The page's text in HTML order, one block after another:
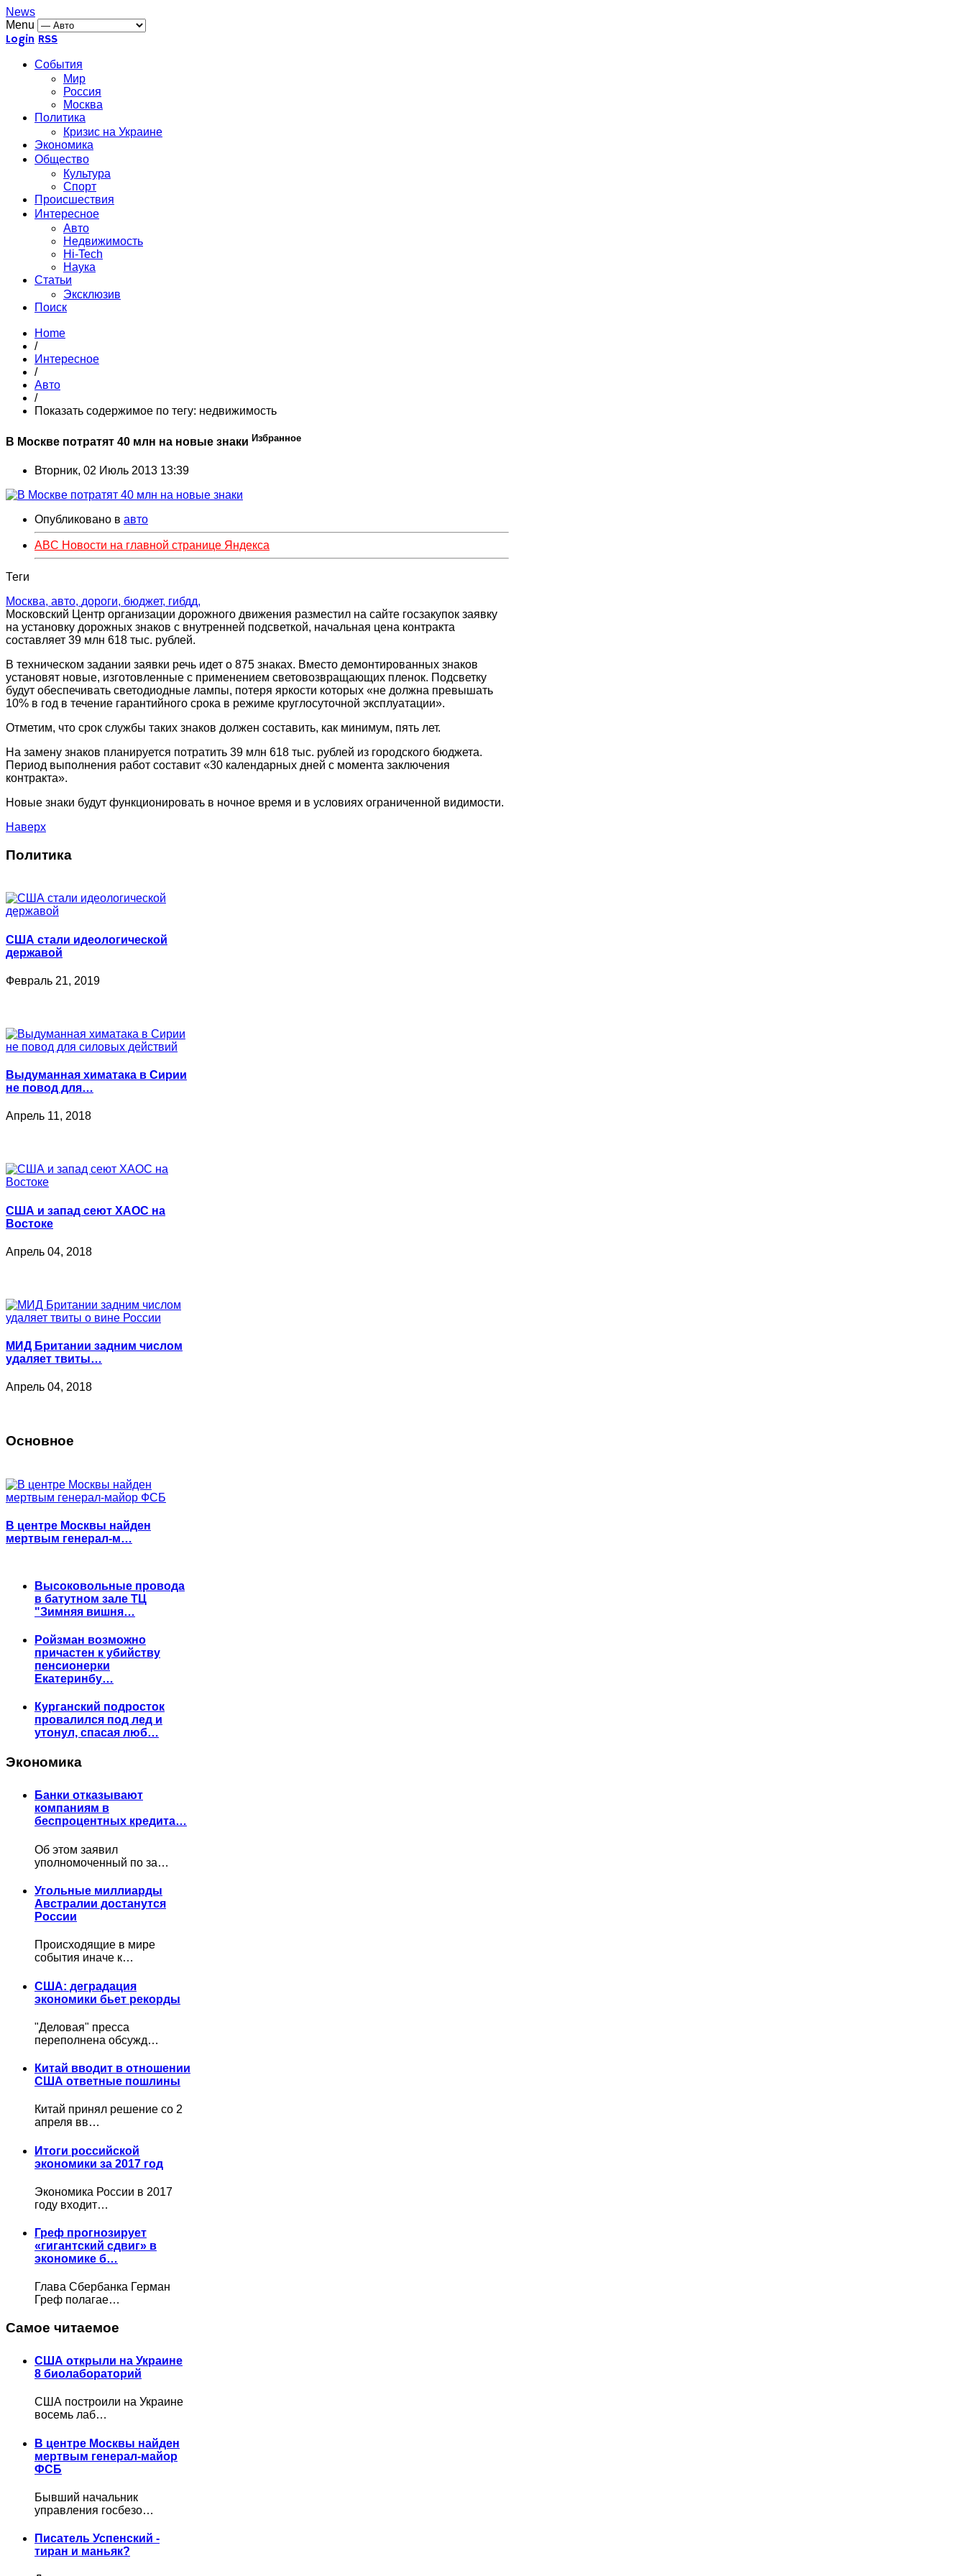
News
Menu
Login RSS
События
Мир
Россия
Москва
Политика
Кризис на Украине
Экономика
Общество
Культура
Спорт
Происшествия
Интересное
Авто
Недвижимость
Hi-Tech
Наука
Статьи
Эксклюзив
Поиск
Home
/
Интересное
/
Авто
/
Показать содержимое по тегу: недвижимость
В Москве потратят 40 млн на новые знаки Избранное
Вторник, 02 Июль 2013 13:39
Опубликовано в авто
ABC Новости на главной странице Яндекса
Теги
Москва, авто, дороги, бюджет, гибдд,
Московский Центр организации дорожного движения разместил на сайте госзакупок заявку
на установку дорожных знаков с внутренней подсветкой, начальная цена контракта
составляет 39 млн 618 тыс. рублей.
В техническом задании заявки речь идет о 875 знаках. Вместо демонтированных знаков
установят новые, изготовленные с применением световозвращающих пленок. Подсветку
будут обеспечивать светодиодные лампы, потеря яркости которых «не должна превышать
10% в год в течение гарантийного срока в режиме круглосуточной эксплуатации».
Отметим, что срок службы таких знаков должен составить, как минимум, пять лет.
На замену знаков планируется потратить 39 млн 618 тыс. рублей из городского бюджета.
Период выполнения работ составит «30 календарных дней с момента заключения
контракта».
Новые знаки будут функционировать в ночное время и в условиях ограниченной видимости.
Наверх
Политика
США стали идеологической
державой
Февраль 21, 2019
Выдуманная химатака в Сирии
не повод для…
Апрель 11, 2018
США и запад сеют ХАОС на
Востоке
Апрель 04, 2018
МИД Британии задним числом
удаляет твиты…
Апрель 04, 2018
Основное
В центре Москвы найден
мертвым генерал-м…
Высоковольные провода
в батутном зале ТЦ
"Зимняя вишня…
Ройзман возможно
причастен к убийству
пенсионерки
Екатеринбу…
Курганский подросток
провалился под лед и
утонул, спасая люб…
Экономика
Банки отказывают
компаниям в
беспроцентных кредита…
Об этом заявил
уполномоченный по за…
Угольные миллиарды
Австралии достанутся
России
Происходящие в мире
события иначе к…
США: деградация
экономики бьет рекорды
"Деловая" пресса
переполнена обсужд…
Китай вводит в отношении
США ответные пошлины
Китай принял решение со 2
апреля вв…
Итоги российской
экономики за 2017 год
Экономика России в 2017
году входит…
Греф прогнозирует
«гигантский сдвиг» в
экономике б…
Глава Сбербанка Герман
Греф полагае…
Самое читаемое
США открыли на Украине
8 биолабораторий
США построили на Украине
восемь лаб…
В центре Москвы найден
мертвым генерал-майор
ФСБ
Бывший начальник
управления госбезо…
Писатель Успенский -
тиран и маньяк?